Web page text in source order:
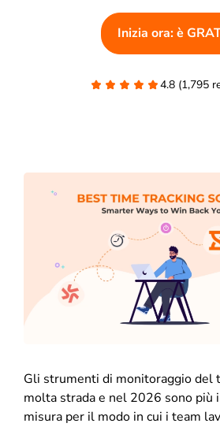
Inizia ora: è
4.8 (1,795
Gli strumenti di monitoraggio del
molta strada e nel 2026 sono più
misura per il modo in cui i team